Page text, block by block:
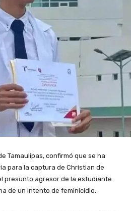
Tamaulipas, confirmó que se ha
para la captura de Christian de
presunto agresor de la estudiante
de un intento de feminicidio.